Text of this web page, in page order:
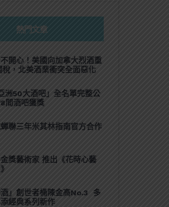
熱門文章
開心！美國向加拿大烈酒重
，北美酒業衝突全面惡化
洲50大酒吧」全名單完整公
間酒吧獲獎
聯三年米其林指南官方合作
獎藝術家 推出《花時心藝
酒」創世者桶陳金高No.3 多
經典系列新作